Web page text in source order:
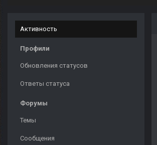
Активность
Профили
Обновления статусов
Ответы статуса
Форумы
Темы
Сообщения